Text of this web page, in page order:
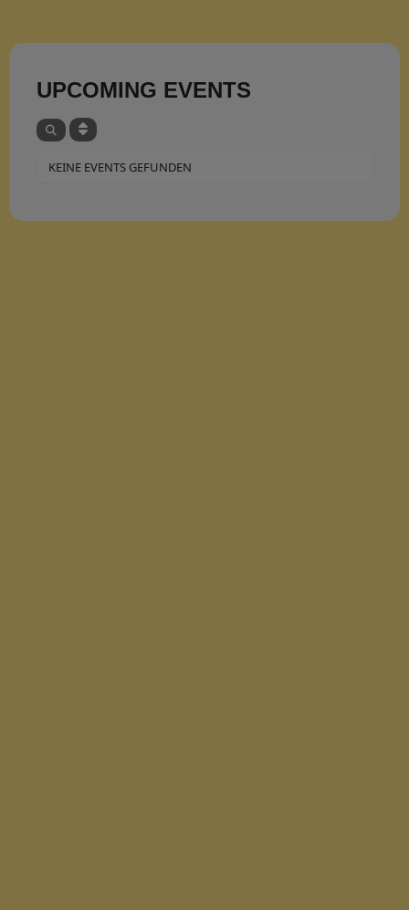
UPCOMING EVENTS
KEINE EVENTS GEFUNDEN